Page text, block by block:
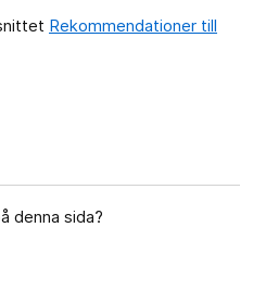
Rekommendationer till
denna sida?